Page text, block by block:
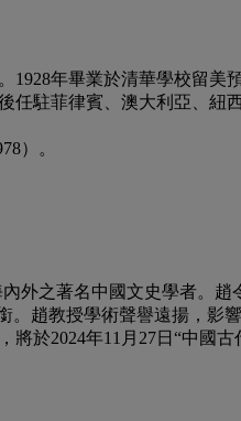
年畢業於清華學校留
駐菲律賓、澳大利亞、紐
）。
外之著名中國文史學者。
。趙教授學術聲譽遠揚，
於2024年11月27日“中國